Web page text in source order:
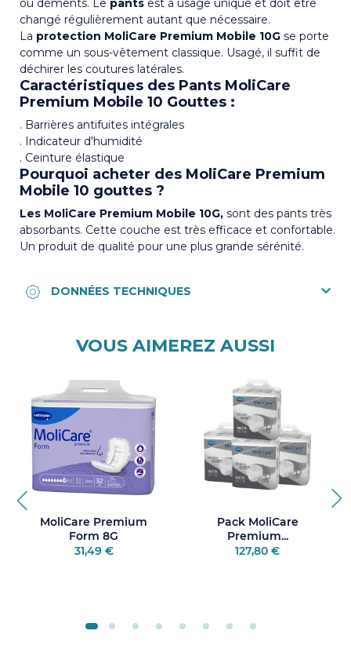
changé régulièrement autant que nécessaire.
La protection MoliCare Premium Mobile 10G se porte
comme un sous-vêtement classique. Usagé, il suffit de
déchirer les coutures latérales.
Caractéristiques des Pants MoliCare
Premium Mobile 10 Gouttes :
. Barrières antifuites intégrales
. Indicateur d'humidité
. Ceinture élastique
Pourquoi acheter des MoliCare Premium
Mobile 10 gouttes ?
Les MoliCare Premium Mobile 10G, sont des pants très
absorbants. Cette couche est très efficace et confortable.
Un produit de qualité pour une plus grande sérénité.
VOUS AIMEREZ AUSSI
MoliCare Premium
Form 8G
31,49 €
Pack MoliCare
Premium...
127,80 €